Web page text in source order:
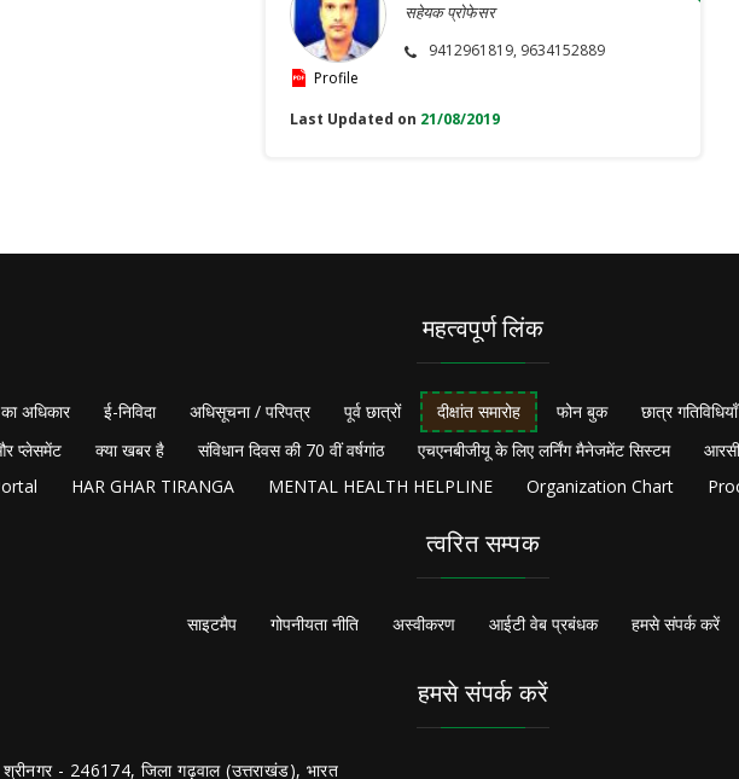
सहेयक प्रोफेसर
9412961819, 9634152889
Profile
Last Updated on 21/08/2019
महत्वपूर्ण लिंक
अधिकार ई-निविदा अधिसूचना / परिपत्र पूर्व छात्रों दीक्षांत समारोह फोन बुक छात्र गतिविधियाँ
प्लेसमेंट क्या खबर है संविधान दिवस की 70 वीं वर्षगांठ एचएनबीजीयू के लिए लर्निंग मैनेजमेंट सिस्टम
HAR GHAR TIRANGA MENTAL HEALTH HELPLINE Organization Chart
त्वरित सम्पक
साइटमैप गोपनीयता नीति अस्वीकरण आईटी वेब प्रबंधक हमसे संपर्क करें
हमसे संपर्क करें
श्रीनगर - 246174, जिला गढ़वाल (उत्तराखंड), भारत